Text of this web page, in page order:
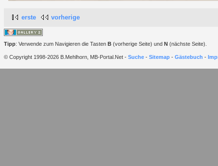
erste vorherige
Tipp: Verwende zum Navigieren die Tasten B (vorherige Seite) und N (nächste Seite).
© Copyright 1998-2026 B.Mehlhorn, MB-Portal.Net - Suche - Sitemap - Gästebuch -